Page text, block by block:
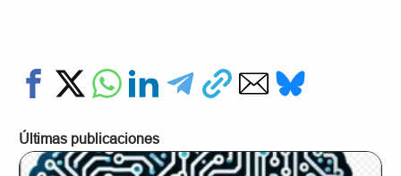
Últimas publicaciones